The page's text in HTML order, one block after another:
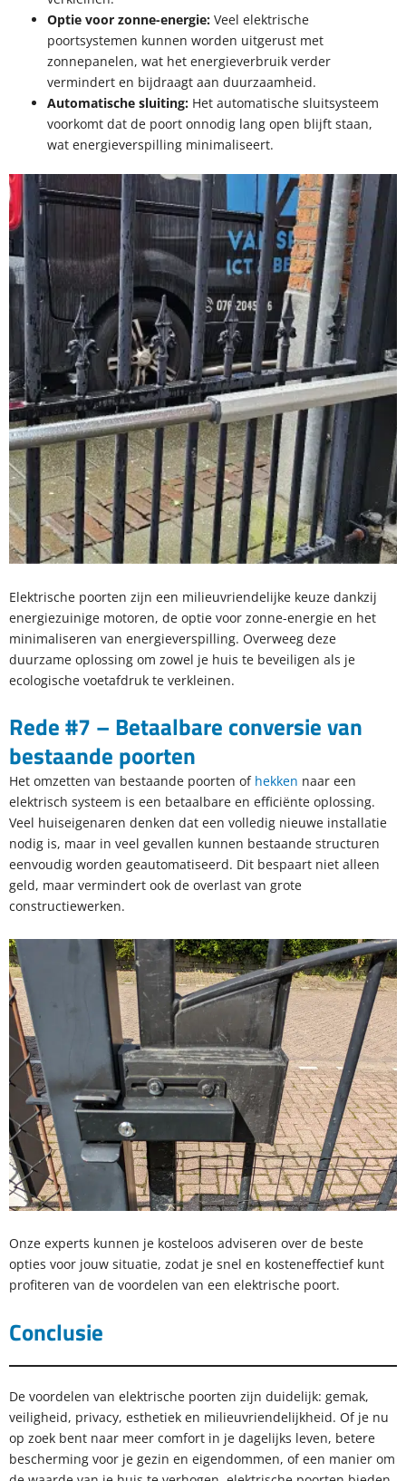
Optie voor zonne-energie: Veel elektrische
poortsystemen kunnen worden uitgerust met
zonnepanelen, wat het energieverbruik verder
vermindert en bijdraagt aan duurzaamheid.
Automatische sluiting: Het automatische sluitsysteem
voorkomt dat de poort onnodig lang open blijft staan,
wat energieverspilling minimaliseert.
Elektrische poorten zijn een milieuvriendelijke keuze dankzij
energiezuinige motoren, de optie voor zonne-energie en het
minimaliseren van energieverspilling. Overweeg deze
duurzame oplossing om zowel je huis te beveiligen als je
ecologische voetafdruk te verkleinen.
Rede #7 – Betaalbare conversie van
bestaande poorten
Het omzetten van bestaande poorten of hekken naar een
elektrisch systeem is een betaalbare en efficiënte oplossing.
Veel huiseigenaren denken dat een volledig nieuwe installatie
nodig is, maar in veel gevallen kunnen bestaande structuren
eenvoudig worden geautomatiseerd. Dit bespaart niet alleen
geld, maar vermindert ook de overlast van grote
constructiewerken.
Onze experts kunnen je kosteloos adviseren over de beste
opties voor jouw situatie, zodat je snel en kosteneffectief kunt
profiteren van de voordelen van een elektrische poort.
Conclusie
De voordelen van elektrische poorten zijn duidelijk: gemak,
veiligheid, privacy, esthetiek en milieuvriendelijkheid. Of je nu
op zoek bent naar meer comfort in je dagelijks leven, betere
bescherming voor je gezin en eigendommen, of een manier om